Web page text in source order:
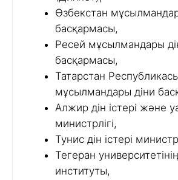
Өзбекстан
басқармасы,
Ресей мұсылмандары
басқармасы,
Татарстан
мұсылмандары діни
Алжир дін істері және
министрлігі,
Тунис дін істері
Тегеран
институты,